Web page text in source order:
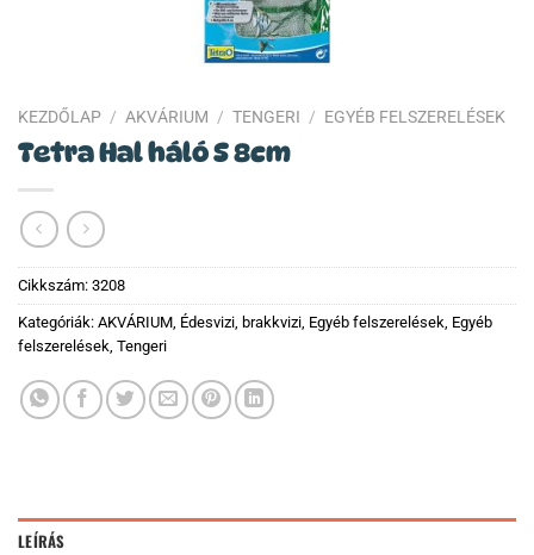
KEZDŐLAP / AKVÁRIUM / TENGERI / EGYÉB FELSZERELÉSEK
Tetra Hal háló S 8cm
Cikkszám: 3208
Kategóriák: AKVÁRIUM, Édesvizi, brakkvizi, Egyéb felszerelések, Egyéb
felszerelések, Tengeri
LEÍRÁS